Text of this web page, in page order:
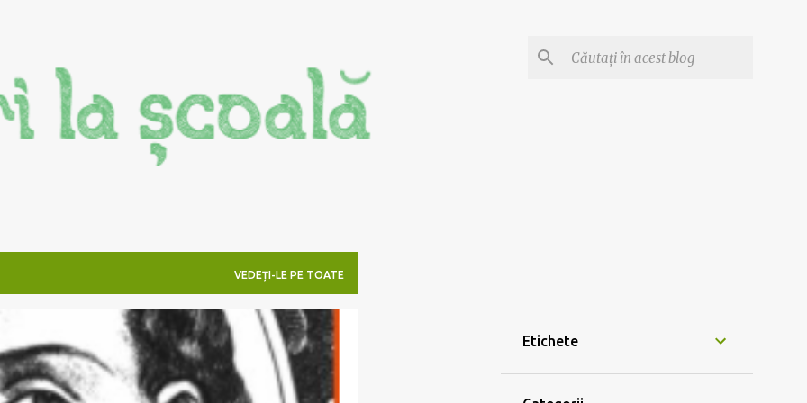
VEDEȚI-LE PE TOATE
Etichete